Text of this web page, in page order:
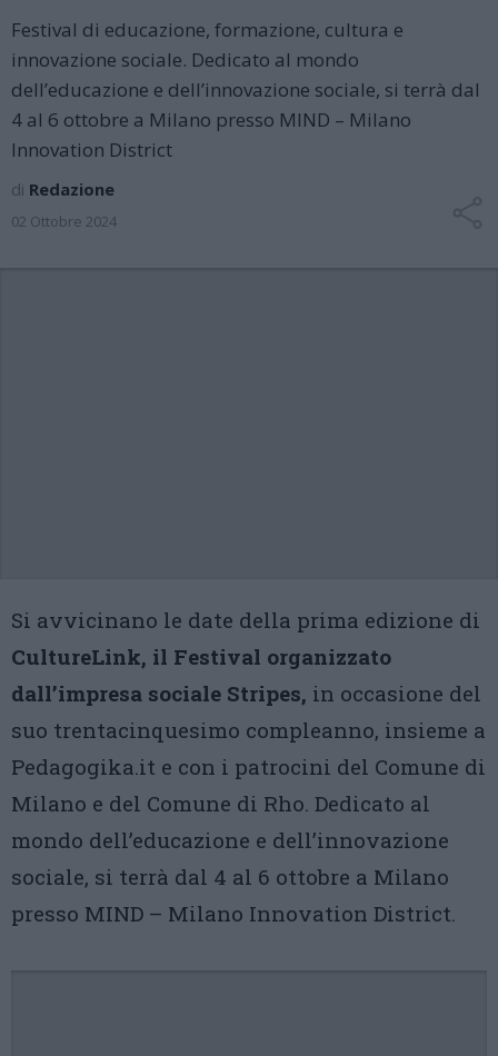
Festival di educazione, formazione, cultura e
innovazione sociale. Dedicato al mondo
dell’educazione e dell’innovazione sociale, si terrà dal
4 al 6 ottobre a Milano presso MIND – Milano
Innovation District
di Redazione
02 Ottobre 2024
Si avvicinano le date della prima edizione di
CultureLink, il Festival organizzato
dall’impresa sociale Stripes, in occasione del
suo trentacinquesimo compleanno, insieme a
Pedagogika.it e con i patrocini del Comune di
Milano e del Comune di Rho. Dedicato al
mondo dell’educazione e dell’innovazione
sociale, si terrà dal 4 al 6 ottobre a Milano
presso MIND – Milano Innovation District.